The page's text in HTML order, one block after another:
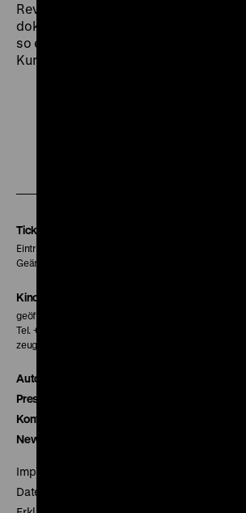
Revolutionstagen fest. Nur wenige
dokumentierten das Massenelend der
so eindrücklich wie Albrecht Viktor
Kurzfilm Im Schatten der Weltstadt
Tickets
Eintritt 5 €
Geänderte Preise sind im Programm vermerkt.
Kinokasse
geöffnet 30 Minuten vor Beginn der ersten
Tel. + 49 30 20304-770
zeughauskino@dhm.de
Autor*innen
Presse
Kontakt
Newsletter
Impressum
Datenschutz